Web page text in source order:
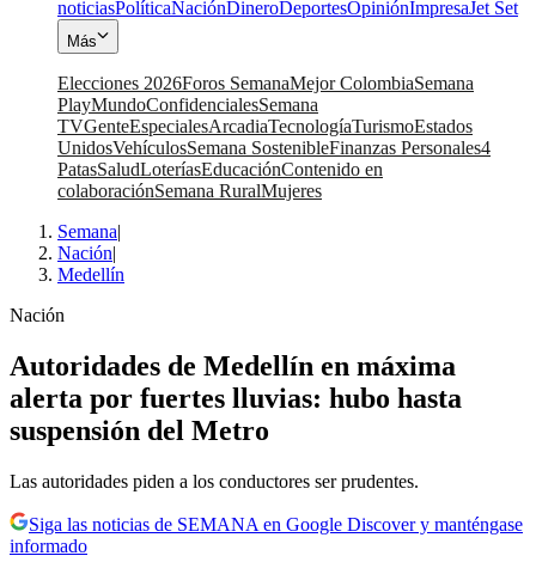
noticiasPolíticaNaciónDineroDeportesOpiniónImpresaJet Set
Más
Elecciones 2026Foros SemanaMejor ColombiaSemana
PlayMundoConfidencialesSemana
TVGenteEspecialesArcadiaTecnologíaTurismoEstados
UnidosVehículosSemana SostenibleFinanzas Personales4
PatasSaludLoteríasEducaciónContenido en
colaboraciónSemana RuralMujeres
Semana|
Nación|
Medellín
Nación
Autoridades de Medellín en máxima
alerta por fuertes lluvias: hubo hasta
suspensión del Metro
Las autoridades piden a los conductores ser prudentes.
Siga las noticias de SEMANA en Google Discover y manténgase
informado